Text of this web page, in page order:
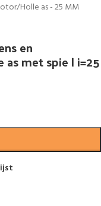
/Holle as - 25 MM
en
met spie | i=25